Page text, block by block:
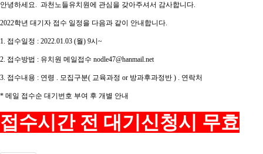
안녕하세요. 과천노들유치원에 관심을 갖아주셔서 감사합니다.
2022학년 대기자 접수 일정을 다음과 같이 안내합니다.
1. 접수일정 : 2022.01.03 (월) 9시~
2. 접수방법 : 유치원 메일접수 nodle47@hanmail.net
3. 접수내용 : 연령 . 모집구분( 교육과정 or 방과후과정반 ) . 연락처
* 메일 접수순 대기번호 부여 후 개별 안내
접수시간 전 대기신청시 무효